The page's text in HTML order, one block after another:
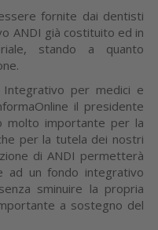
fornite dai dentisti
ANDI già costituito ed in
stando a quanto
Integrativo per medici e
il presidente
molto importante per la
per la tutela dei nostri
di ANDI permetterà
ad un fondo integrativo
sminuire la propria
a sostegno del